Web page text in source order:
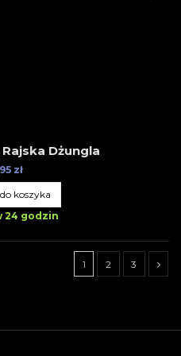
Dżungla
zł
koszyka
24 godzin
1 2 3